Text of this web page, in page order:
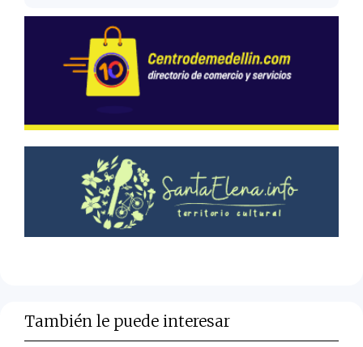
También le puede interesar